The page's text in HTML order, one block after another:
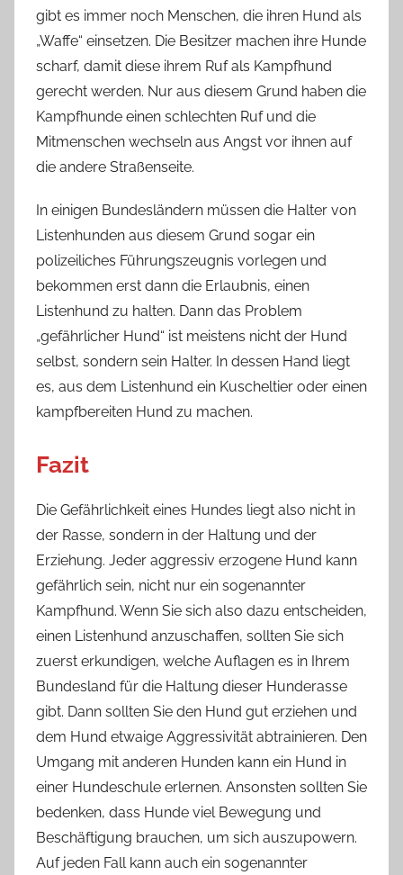
gibt es immer noch Menschen, die ihren Hund als
„Waffe“ einsetzen. Die Besitzer machen ihre Hunde
scharf, damit diese ihrem Ruf als Kampfhund
gerecht werden. Nur aus diesem Grund haben die
Kampfhunde einen schlechten Ruf und die
Mitmenschen wechseln aus Angst vor ihnen auf
die andere Straßenseite.
In einigen Bundesländern müssen die Halter von
Listenhunden aus diesem Grund sogar ein
polizeiliches Führungszeugnis vorlegen und
bekommen erst dann die Erlaubnis, einen
Listenhund zu halten. Dann das Problem
„gefährlicher Hund“ ist meistens nicht der Hund
selbst, sondern sein Halter. In dessen Hand liegt
es, aus dem Listenhund ein Kuscheltier oder einen
kampfbereiten Hund zu machen.
Fazit
Die Gefährlichkeit eines Hundes liegt also nicht in
der Rasse, sondern in der Haltung und der
Erziehung. Jeder aggressiv erzogene Hund kann
gefährlich sein, nicht nur ein sogenannter
Kampfhund. Wenn Sie sich also dazu entscheiden,
einen Listenhund anzuschaffen, sollten Sie sich
zuerst erkundigen, welche Auflagen es in Ihrem
Bundesland für die Haltung dieser Hunderasse
gibt. Dann sollten Sie den Hund gut erziehen und
dem Hund etwaige Aggressivität abtrainieren. Den
Umgang mit anderen Hunden kann ein Hund in
einer Hundeschule erlernen. Ansonsten sollten Sie
bedenken, dass Hunde viel Bewegung und
Beschäftigung brauchen, um sich auszupowern.
Auf jeden Fall kann auch ein sogenannter